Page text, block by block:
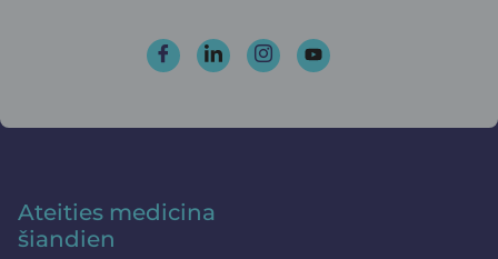
Ateities medicina
šiandien